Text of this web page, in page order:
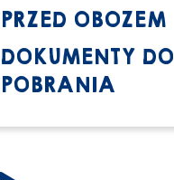
PRZED OBOZEM
DOKUMENTY DO
POBRANIA